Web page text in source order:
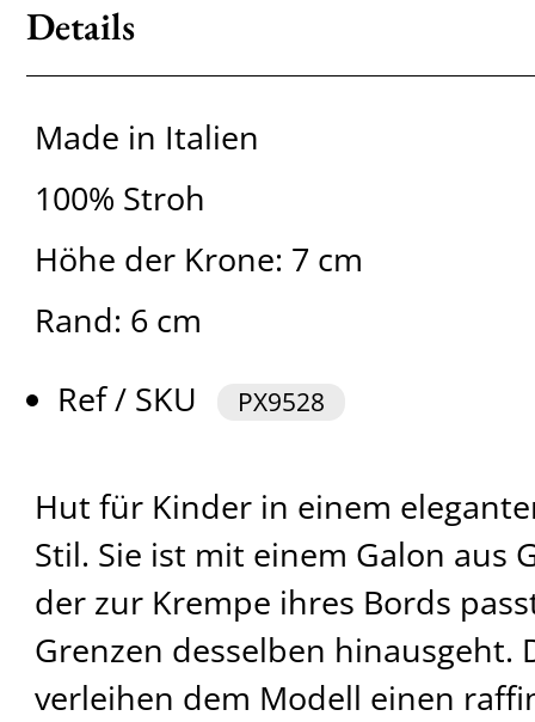
Details
Made in Italien
100% Stroh
Höhe der Krone: 7 cm
Rand: 6 cm
Ref / SKU
PX9528
Hut für Kinder in einem
Stil. Sie ist mit einem Galon aus
der zur Krempe ihres Bords
Grenzen desselben hinausgeht.
verleihen dem Modell einen